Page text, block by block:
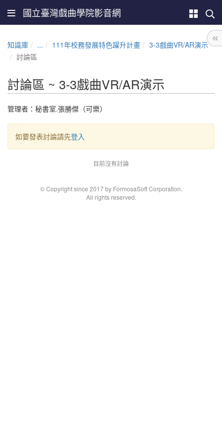
國立臺灣戲曲學院影音網
知識庫 ... 111年校務發展特色躍升計畫
3-3戲曲VR/AR演示
討論區
討論區 ~ 3-3戲曲VR/AR演示
管理者：秘書室.張勝傑（可樂）
如要發表討論請先登入
目前沒有討論
© Copyright since 2017 by FormosaSoft Corporation.
All rights reserved.